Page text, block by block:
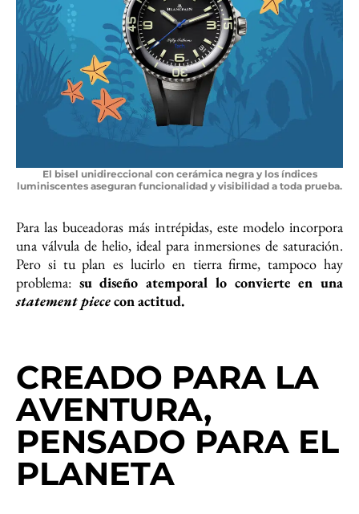
El bisel unidireccional con cerámica negra y los índices
luminiscentes aseguran funcionalidad y visibilidad a toda prueba.
Para las buceadoras más intrépidas, este modelo incorpora
una válvula de helio, ideal para inmersiones de saturación.
Pero si tu plan es lucirlo en tierra firme, tampoco hay
problema: su diseño atemporal lo convierte en una
statement piececon actitud.
CREADO PARA LA
AVENTURA,
PENSADO PARA EL
PLANETA